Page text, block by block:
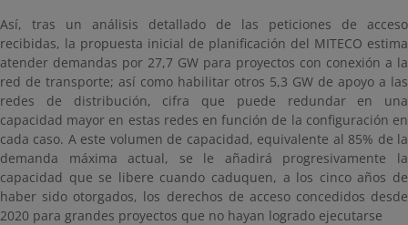
Así, tras un análisis detallado de las peticiones de acceso
recibidas, la propuesta inicial de planificación del MITECO estima
atender demandas por 27,7 GW para proyectos con conexión a la
red de transporte; así como habilitar otros 5,3 GW de apoyo a las
redes de distribución, cifra que puede redundar en una
capacidad mayor en estas redes en función de la configuración en
cada caso. A este volumen de capacidad, equivalente al 85% de la
demanda máxima actual, se le añadirá progresivamente la
capacidad que se libere cuando caduquen, a los cinco años de
haber sido otorgados, los derechos de acceso concedidos desde
2020 para grandes proyectos que no hayan logrado ejecutarse